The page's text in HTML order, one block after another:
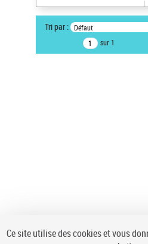
Type de notice d'autorité
Tri par : Défaut
sur 1
Ce site utilise des cookies et vous